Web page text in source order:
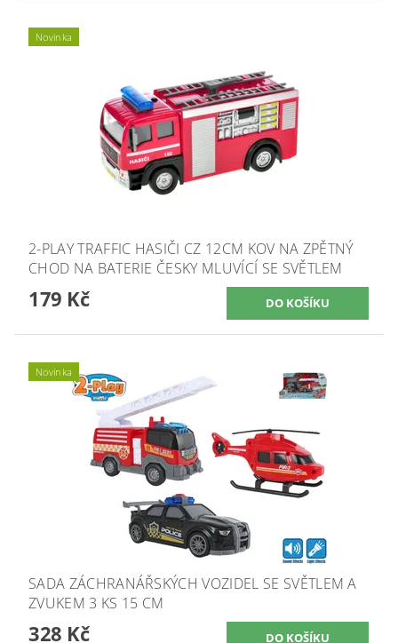
Novinka
2-PLAY TRAFFIC HASIČI CZ 12CM KOV NA ZPĚTNÝ
CHOD NA BATERIE ČESKY MLUVÍCÍ SE SVĚTLEM
179 Kč
Novinka
SADA ZÁCHRANÁŘSKÝCH VOZIDEL SE SVĚTLEM A
ZVUKEM 3 KS 15 CM
328 Kč